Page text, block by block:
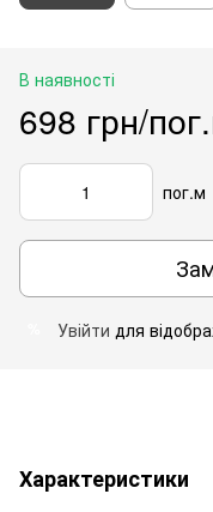
В наявності
698 грн/
пог.м
Увійти для
Характеристики